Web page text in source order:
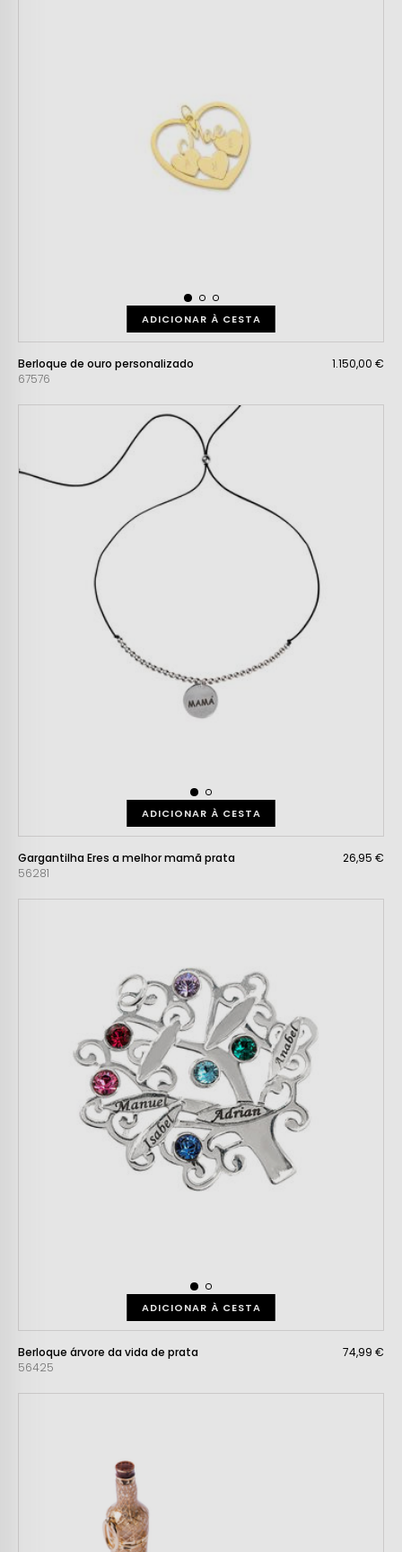
ADICIONAR À CESTA
Berloque de ouro personalizado
67576
1.150,00 €
ADICIONAR À CESTA
Gargantilha Eres a melhor mamã prata
56281
26,95 €
ADICIONAR À CESTA
Berloque árvore da vida de prata
56425
74,99 €